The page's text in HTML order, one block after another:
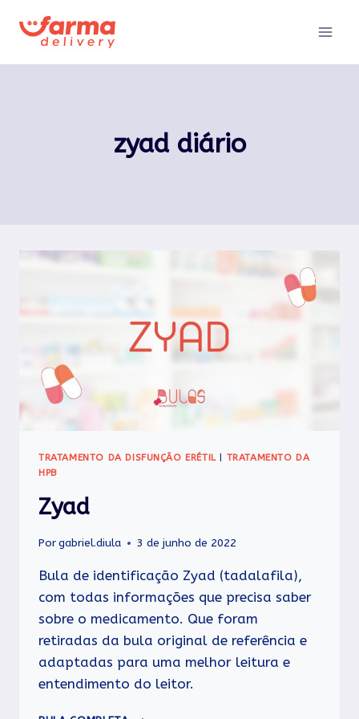
para
zyad diário
TRATAMENTO DA DISFUNÇÃO ERÉTIL| TRATAMENTO DA
HPB
Zyad
Porgabriel.diula 3 de junho de 2022
Bula de identificação Zyad (tadalafila),
com todas informações que precisa saber
sobre o medicamento. Que foram
retiradas da bula original de referência e
adaptadas para uma melhor leitura e
entendimento do leitor.